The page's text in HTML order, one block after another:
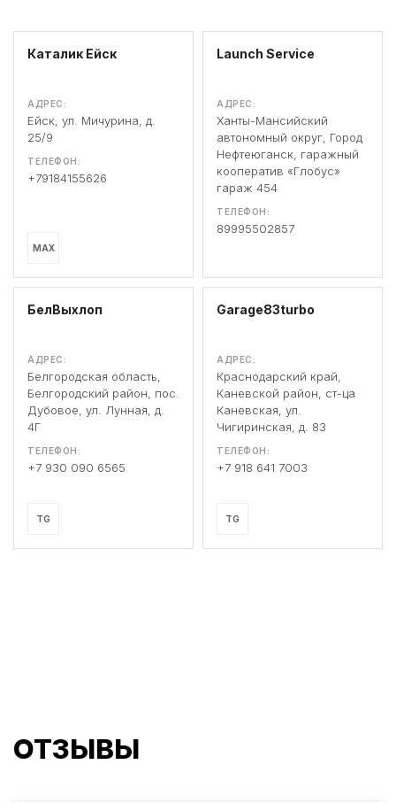
Каталик Ейск
АДРЕС:
Ейск, ул. Мичурина, д.
25/9
ТЕЛЕФОН:
+79184155626
MAX
Launch Service
АДРЕС:
Ханты-Мансийский
автономный округ, Город
Нефтеюганск, гаражный
кооператив «Глобус»
гараж 454
ТЕЛЕФОН:
89995502857
БелВыхлоп
АДРЕС:
Белгородская область,
Белгородский район, пос.
Дубовое, ул. Лунная, д.
4Г
ТЕЛЕФОН:
+7 930 090 6565
TG
Garage83turbo
АДРЕС:
Краснодарский край,
Каневской район, ст-ца
Каневская, ул.
Чигиринская, д. 83
ТЕЛЕФОН:
+7 918 641 7003
TG
ОТЗЫВЫ